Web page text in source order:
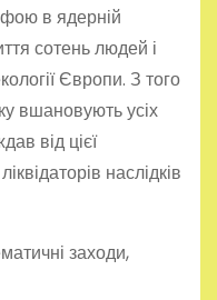
в ядерній
сотень людей і
Європи. З того
вшановують усіх
від цієї
наслідків
заходи,